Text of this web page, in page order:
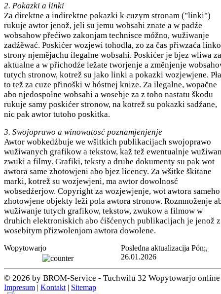
2. Pokazki a linki
Za direktne a indirektne pokazki k cuzym stronam ("linki")
rukuje awtor jenož, jeli su jemu wobsahi znate a w padźe
wobsahow přećiwo zakonjam technisce móžno, wužiwanje
zadźěwać. Poskićer wozjewi tohodla, zo za čas přiwzaća
strony njemějachu ilegalne wobsahi. Poskićer je bjez wliwa za
aktualne a w přichodźe ležate tworjenje a změnjenje
tutych stronow, kotrež su jako linki a pokazki wozjewjene.
to tež za cuze přinoški w hóstnej knize. Za ilegalne, wopačne
abo njedospołne wobsahi a wosebje za z toho nastatu škodu
rukuje samy poskićer stronow, na kotrež su pokazki sadźane,
nic pak awtor tutoho poskitka.
3. Swojoprawo a winowatosć poznamjenjenje
Awtor wobkedźbuje we wšitkich publikacijach swojoprawo
wužiwanych grafikow a tekstow, kaž tež ewentualnje
zwuki a filmy. Grafiki, teksty a druhe dokumenty su pak wot
awtora same zhotowjeni abo bjez licency. Za wšitke škitane
marki, kotrež su wozjewjeni, ma awtor dowolnosć
wobsedźerjow. Copyright za wozjewjenje, wot awtora sameho
zhotowjene objekty leži pola awtora stronow. Rozmnoženje
wužiwanje tutych grafikow, tekstow, zwukow a filmow w
druhich elektroniskich abo ćišćenych publikacijach je jenož z
wosebitym přizwolenjom awtora dowolene.
Wopytowarjo
Posledna aktualizacija Pón;,
26.01.2026
© 2026 by BROM-Service - Tuchwilu 32 Wopytowarjo online
Impresum | Kontakt | Sitemap